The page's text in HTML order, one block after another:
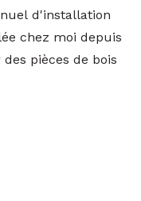
d'installation
chez moi depuis
des blocs de
recyclés. Le
à l'intérieur
pour la restituer